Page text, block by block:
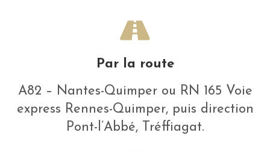
Par la route
A82 – Nantes-Quimper ou RN 165 Voie
express Rennes-Quimper, puis direction
Pont-l’Abbé, Tréffiagat.